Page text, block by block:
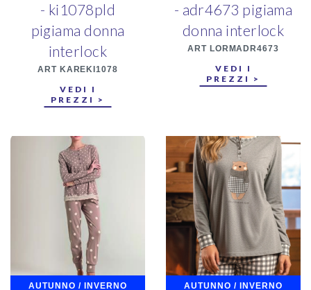
- ki1078pld
pigiama donna
interlock
ART KAREKI1078
VEDI I
PREZZI >
- adr4673 pigiama
donna interlock
ART LORMADR4673
VEDI I
PREZZI >
AUTUNNO / INVERNO AUTUNNO / INVERNO